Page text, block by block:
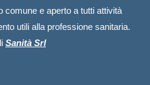
comune e aperto a tutti attività
utili alla professione sanitaria.
Sanità Srl